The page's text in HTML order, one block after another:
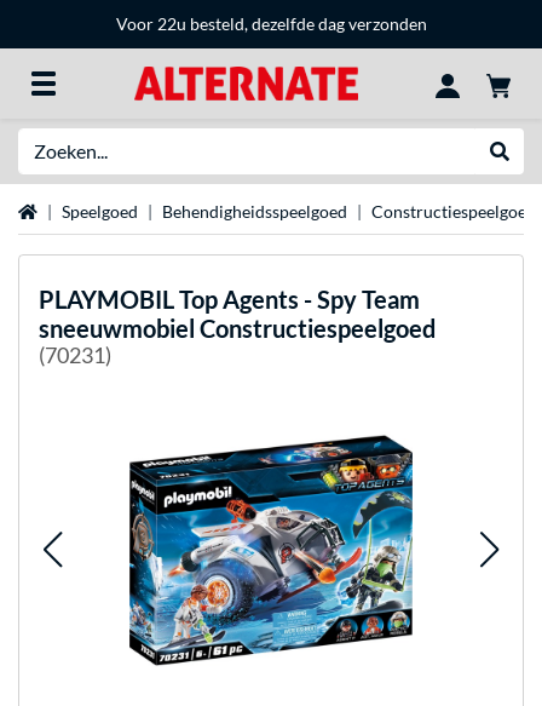
Voor 22u besteld, dezelfde dag verzonden
HomeSpeelgoed Behendigheidsspeelgoed Constructiespeelgoed
PLAYMOBILTop Agents - Spy Team
sneeuwmobiel Constructiespeelgoed
(70231)